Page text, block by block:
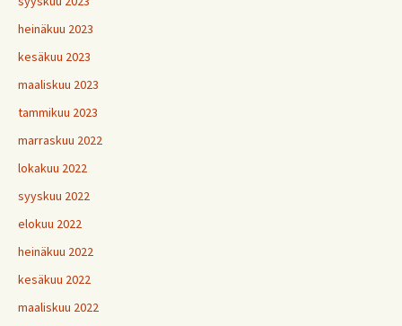
heinäkuu 2023
kesäkuu 2023
maaliskuu 2023
tammikuu 2023
marraskuu 2022
lokakuu 2022
syyskuu 2022
elokuu 2022
heinäkuu 2022
kesäkuu 2022
maaliskuu 2022